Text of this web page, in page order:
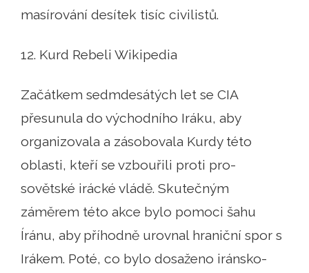
masírování desítek tisíc civilistů.
12. Kurd Rebeli Wikipedia
Začátkem sedmdesátých let se CIA
přesunula do východního Iráku, aby
organizovala a zásobovala Kurdy této
oblasti, kteří se vzbouřili proti pro-
sovětské irácké vládě. Skutečným
záměrem této akce bylo pomoci šahu
Íránu, aby příhodně urovnal hraniční spor s
Irákem. Poté, co bylo dosaženo iránsko-